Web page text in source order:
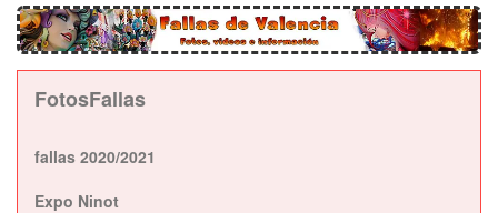
FotosFallas
fallas 2020/2021
Expo Ninot